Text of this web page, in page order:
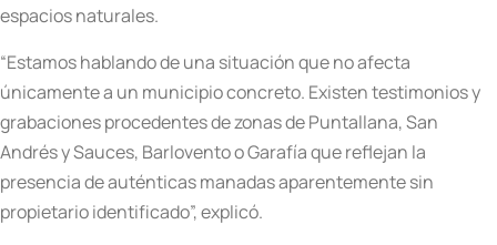
espacios naturales.
“Estamos hablando de una situación que no afecta
únicamente a un municipio concreto. Existen testimonios y
grabaciones procedentes de zonas de Puntallana, San
Andrés y Sauces, Barlovento o Garafía que reflejan la
presencia de auténticas manadas aparentemente sin
propietario identificado”, explicó.